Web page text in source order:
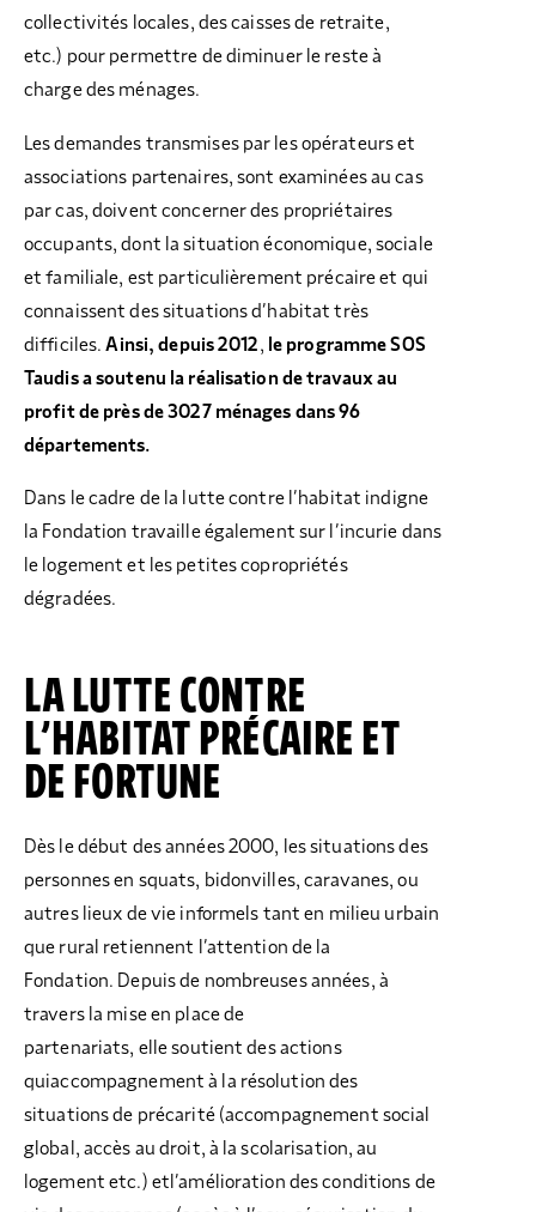
collectivités locales, des caisses de retraite,
etc.) pour permettre de diminuer le reste à
charge des ménages.
Les demandes transmises par les opérateurs et
associations partenaires, sont examinées au cas
par cas, doivent concerner des propriétaires
occupants, dont la situation économique, sociale
et familiale, est particulièrement précaire et qui
connaissent des situations d’habitat très
difficiles.Ainsi, depuis 2012, le programme SOS
Taudis a soutenu la réalisation de travaux au
profit de près de 3027 ménages dans 96
départements.
Dans le cadre de la lutte contre l’habitat indigne
la Fondation travaille également sur l’incurie dans
le logement et les petites copropriétés
dégradées.
LA LUTTE CONTRE
L’HABITAT PRÉCAIRE ET
DE FORTUNE
Dès le début des années 2000, les situations des
personnes en squats, bidonvilles, caravanes, ou
autres lieux de vie informels tant en milieu urbain
que rural retiennent l’attention de la
Fondation. Depuis de nombreuses années, à
travers la mise en place de
partenariats, elle soutient des actions
quiaccompagnement à la résolution des
situations de précarité (accompagnement social
global, accès au droit, à la scolarisation, au
logement etc.) etl’amélioration des conditions de